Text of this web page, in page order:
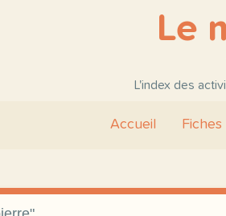
Le
L'index des
Accueil